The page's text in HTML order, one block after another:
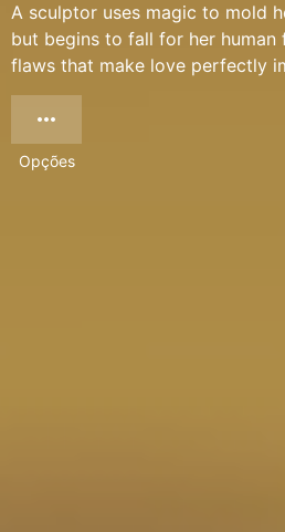
A sculptor uses magic to mold
but begins to fall for her human
flaws that make love perfectly
Opções